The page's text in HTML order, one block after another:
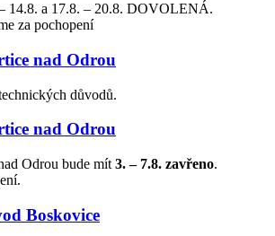
14.8. a 17.8. – 20.8. DOVOLENÁ.
za pochopení
nad Odrou
důvodů.
nad Odrou
Odrou bude mít 3. – 7.8. zavřeno.
Boskovice